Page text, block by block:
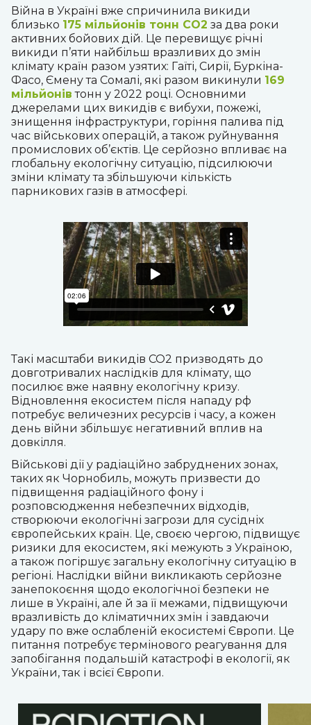
Війна в Україні вже спричинила викиди
близько 175 мільйонів тонн CO2 за два роки
активних бойових дій. Це перевищує річні
викиди п’яти найбільш вразливих до змін
клімату країн разом узятих: Гаїті, Сирії, Буркіна-
Фасо, Ємену та Сомалі, які разом викинули 169
мільйонів тонн у 2022 році. Основними
джерелами цих викидів є вибухи, пожежі,
знищення інфраструктури, горіння палива під
час військових операцій, а також руйнування
промислових об’єктів. Це серйозно впливає на
глобальну екологічну ситуацію, підсилюючи
зміни клімату та збільшуючи кількість
парникових газів в атмосфері​.
Такі масштаби викидів CO2 призводять до
довготривалих наслідків для клімату, що
посилює вже наявну екологічну кризу.
Відновлення екосистем після нападу рф
потребує величезних ресурсів і часу, а кожен
день війни збільшує негативний вплив на
довкілля.
Військові дії у радіаційно забруднених зонах,
таких як Чорнобиль, можуть призвести до
підвищення радіаційного фону і
розповсюдження небезпечних відходів,
створюючи екологічні загрози для сусідніх
європейських країн. Це, своєю чергою, підвищує
ризики для екосистем, які межують з Україною,
а також погіршує загальну екологічну ситуацію в
регіоні. Наслідки війни викликають серйозне
занепокоєння щодо екологічної безпеки не
лише в Україні, але й за її межами, підвищуючи
вразливість до кліматичних змін і завдаючи
удару по вже ослабленій екосистемі Європи. Це
питання потребує термінового реагування для
запобігання подальшій катастрофі в екології, як
України, так і всієї Європи.